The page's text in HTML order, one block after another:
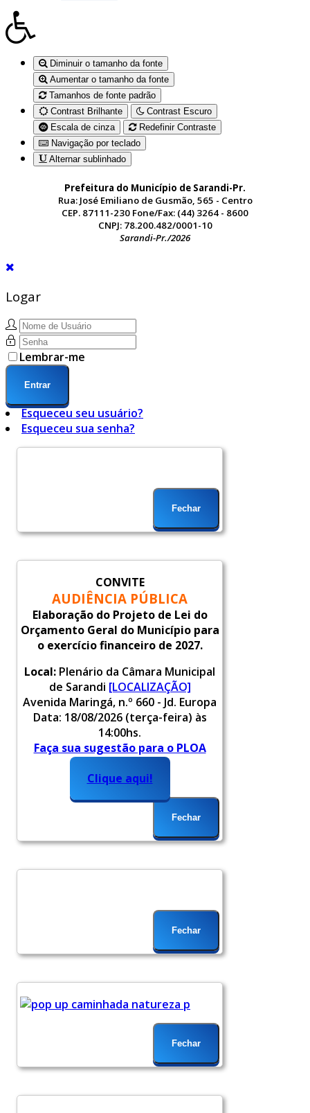
Diminuir o tamanho da fonte
Aumentar o tamanho da fonte
Tamanhos de fonte padrão
Contrast Brilhante
Contrast Escuro
Escala de cinza
Redefinir Contraste
Navigação por teclado
Alternar sublinhado
Prefeitura do Município de Sarandi-Pr.
Rua: José Emiliano de Gusmão, 565 - Centro
CEP. 87111-230 Fone/Fax: (44) 3264 - 8600
CNPJ: 78.200.482/0001-10
Sarandi-Pr./2026
Logar
Lembrar-me
Entrar
Esqueceu seu usuário?
Esqueceu sua senha?
Fechar
CONVITE
AUDIÊNCIA PÚBLICA
Elaboração do Projeto de Lei do
Orçamento Geral do Município para
o exercício financeiro de 2027.
Local: Plenário da Câmara Municipal
de Sarandi [LOCALIZAÇÃO]
Avenida Maringá, n.º 660 - Jd. Europa
Data: 18/08/2026 (terça-feira) às
14:00hs.
Faça sua sugestão para o PLOA
Clique aqui!
Fechar
Fechar
Fechar